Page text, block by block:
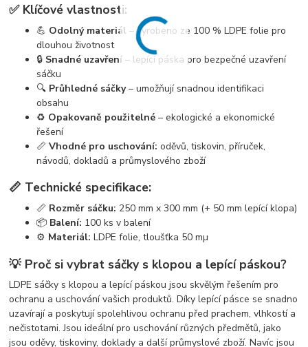
✅ Klíčové vlastnosti:
💪 Odolný materiál – vyrobeno ze 100 % LDPE folie pro
dlouhou životnost
🔒 Snadné uzavření – lepící páska pro bezpečné uzavření
sáčku
🔍 Průhledné sáčky– umožňují snadnou identifikaci
obsahu
♻️ Opakovaně použitelné – ekologické a ekonomické
řešení
📏Vhodné pro uschování: oděvů, tiskovin, příruček,
návodů, dokladů a průmyslového zboží
📏 Technické specifikace:
📏 Rozměr sáčku: 250 mm x 300 mm (+ 50 mm lepící klopa)
📦 Balení: 100 ks v balení
⚙️ Materiál: LDPE folie, tloušťka 50 mµ
💡 Proč si vybrat sáčky s klopou a lepící páskou?
LDPE sáčky s klopou a lepící páskou jsou skvělým řešením pro
ochranu a uschování vašich produktů. Díky lepící pásce se snadno
uzavírají a poskytují spolehlivou ochranu před prachem, vlhkostí a
nečistotami. Jsou ideální pro uschování různých předmětů, jako
jsou oděvy, tiskoviny, doklady a další průmyslové zboží. Navíc jsou